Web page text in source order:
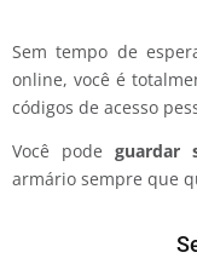
Sem tempo de
online, você é
códigos de acesso
Você podeguardar
armário sempre que